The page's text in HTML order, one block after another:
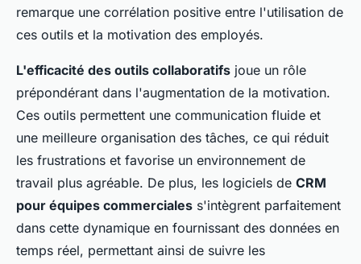
remarque une corrélation positive entre l'utilisation de
ces outils et la motivation des employés.
L'efficacité des outils collaboratifs joue un rôle
prépondérant dans l'augmentation de la motivation.
Ces outils permettent une communication fluide et
une meilleure organisation des tâches, ce qui réduit
les frustrations et favorise un environnement de
travail plus agréable. De plus, les logiciels de CRM
pour équipes commerciales s'intègrent parfaitement
dans cette dynamique en fournissant des données en
temps réel, permettant ainsi de suivre les